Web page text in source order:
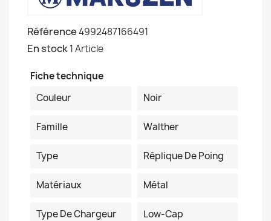
Référence4992487166491
En stock1 Article
Fiche technique
Couleur
Noir
Famille Walther
Type Réplique De Poing
Matériaux Métal
Type De Chargeur Low-Cap